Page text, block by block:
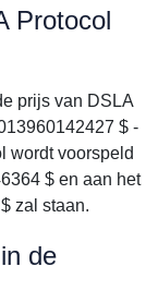
Protocol
prijs van DSLA
$ -
wordt voorspeld
$ en aan het
zal staan.
de